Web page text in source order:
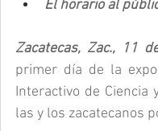
El horario al
Zacatecas, Zac., 11
primer día de la
Interactivo de Ciencia
las y los zacatecanos